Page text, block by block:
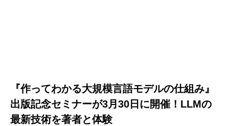
『作ってわかる大規模言語モデルの仕組み』
出版記念セミナーが3月30日に開催！LLMの
最新技術を著者と体験